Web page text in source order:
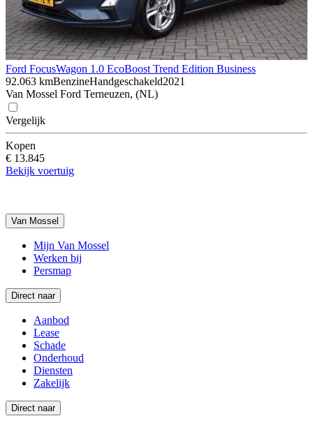
Ford FocusWagon 1.0 EcoBoost Trend Edition Business
92.063 kmBenzineHandgeschakeld2021
Van Mossel Ford Terneuzen, (NL)
Vergelijk
Kopen
€ 13.845
Bekijk voertuig
Van Mossel
Mijn Van Mossel
Werken bij
Persmap
Direct naar
Aanbod
Lease
Schade
Onderhoud
Diensten
Zakelijk
Direct naar